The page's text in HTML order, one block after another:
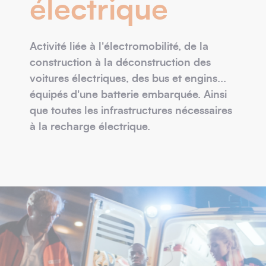
électrique
Activité liée à l'électromobilité, de la
construction à la déconstruction des
voitures électriques, des bus et engins...
équipés d'une batterie embarquée. Ainsi
que toutes les infrastructures nécessaires
à la recharge électrique.